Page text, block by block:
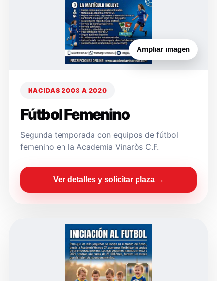
Ampliar imagen
NACIDAS 2008 A 2020
Fútbol Femenino
Segunda temporada con equipos de fútbol
femenino en la Academia Vinaròs C.F.
Ver detalles y solicitar plaza →